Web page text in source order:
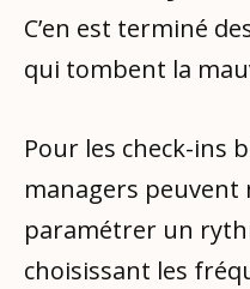
C’en est terminé
qui tombent la
Pour les check-ins
managers
paramétrer un
choisissant les